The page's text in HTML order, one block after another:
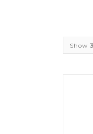
Show